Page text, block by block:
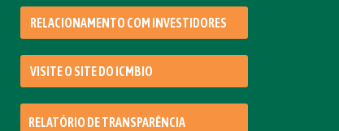
RELACIONAMENTO COM INVESTIDORES
VISITE O SITE DO ICMBIO
RELATÓRIO DE TRANSPARÊNCIA